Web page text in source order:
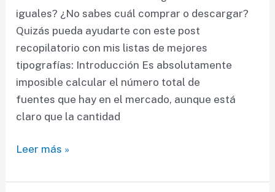
iguales? ¿No sabes cuál comprar o descargar?
Quizás pueda ayudarte con este post
recopilatorio con mis listas de mejores
tipografías: Introducción Es absolutamente
imposible calcular el número total de
fuentes que hay en el mercado, aunque está
claro que la cantidad
Las
fuentes
Leer más »